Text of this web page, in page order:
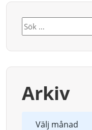
Sök
efter:
Arkiv